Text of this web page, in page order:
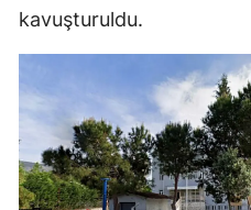
kavuşturuldu.